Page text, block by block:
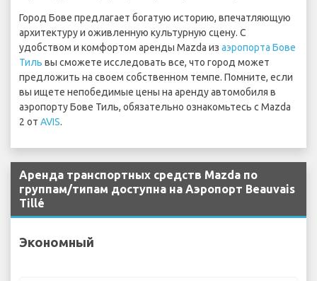
Город Бове предлагает богатую историю, впечатляющую
архитектуру и оживленную культурную сцену. С
удобством и комфортом аренды Mazda из аэропорта Бове
Тиль вы сможете исследовать все, что город может
предложить на своем собственном темпе. Помните, если
вы ищете непобедимые цены на аренду автомобиля в
аэропорту Бове Тиль, обязательно ознакомьтесь с Mazda
2 от AVIS.
Аренда транспортных средств Mazda по
группам/типам доступна на Аэропорт Beauvais
Tillé
Экономный